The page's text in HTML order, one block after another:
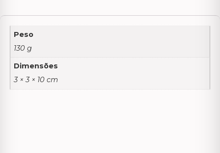
Peso
130 g
Dimensões
3 × 3 × 10 cm